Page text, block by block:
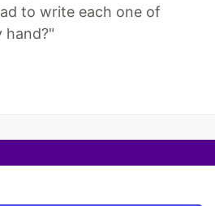
to write each one of
hand?"